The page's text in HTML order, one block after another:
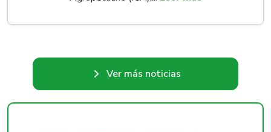
Ver más noticias